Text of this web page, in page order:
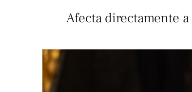
Afecta directamente